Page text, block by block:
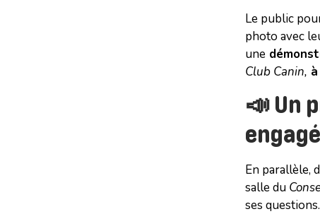
Le public
photo avec
une
Club Canin,
📣 Un
engagé
En parallèle,
salle du
ses questions.